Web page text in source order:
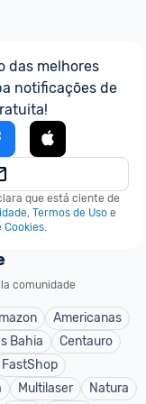
das melhores
notificações de
que está ciente de
, Termos de Uso e
Cookies.
comunidade
Americanas
Bahia
Centauro
FastShop
Multilaser
Natura